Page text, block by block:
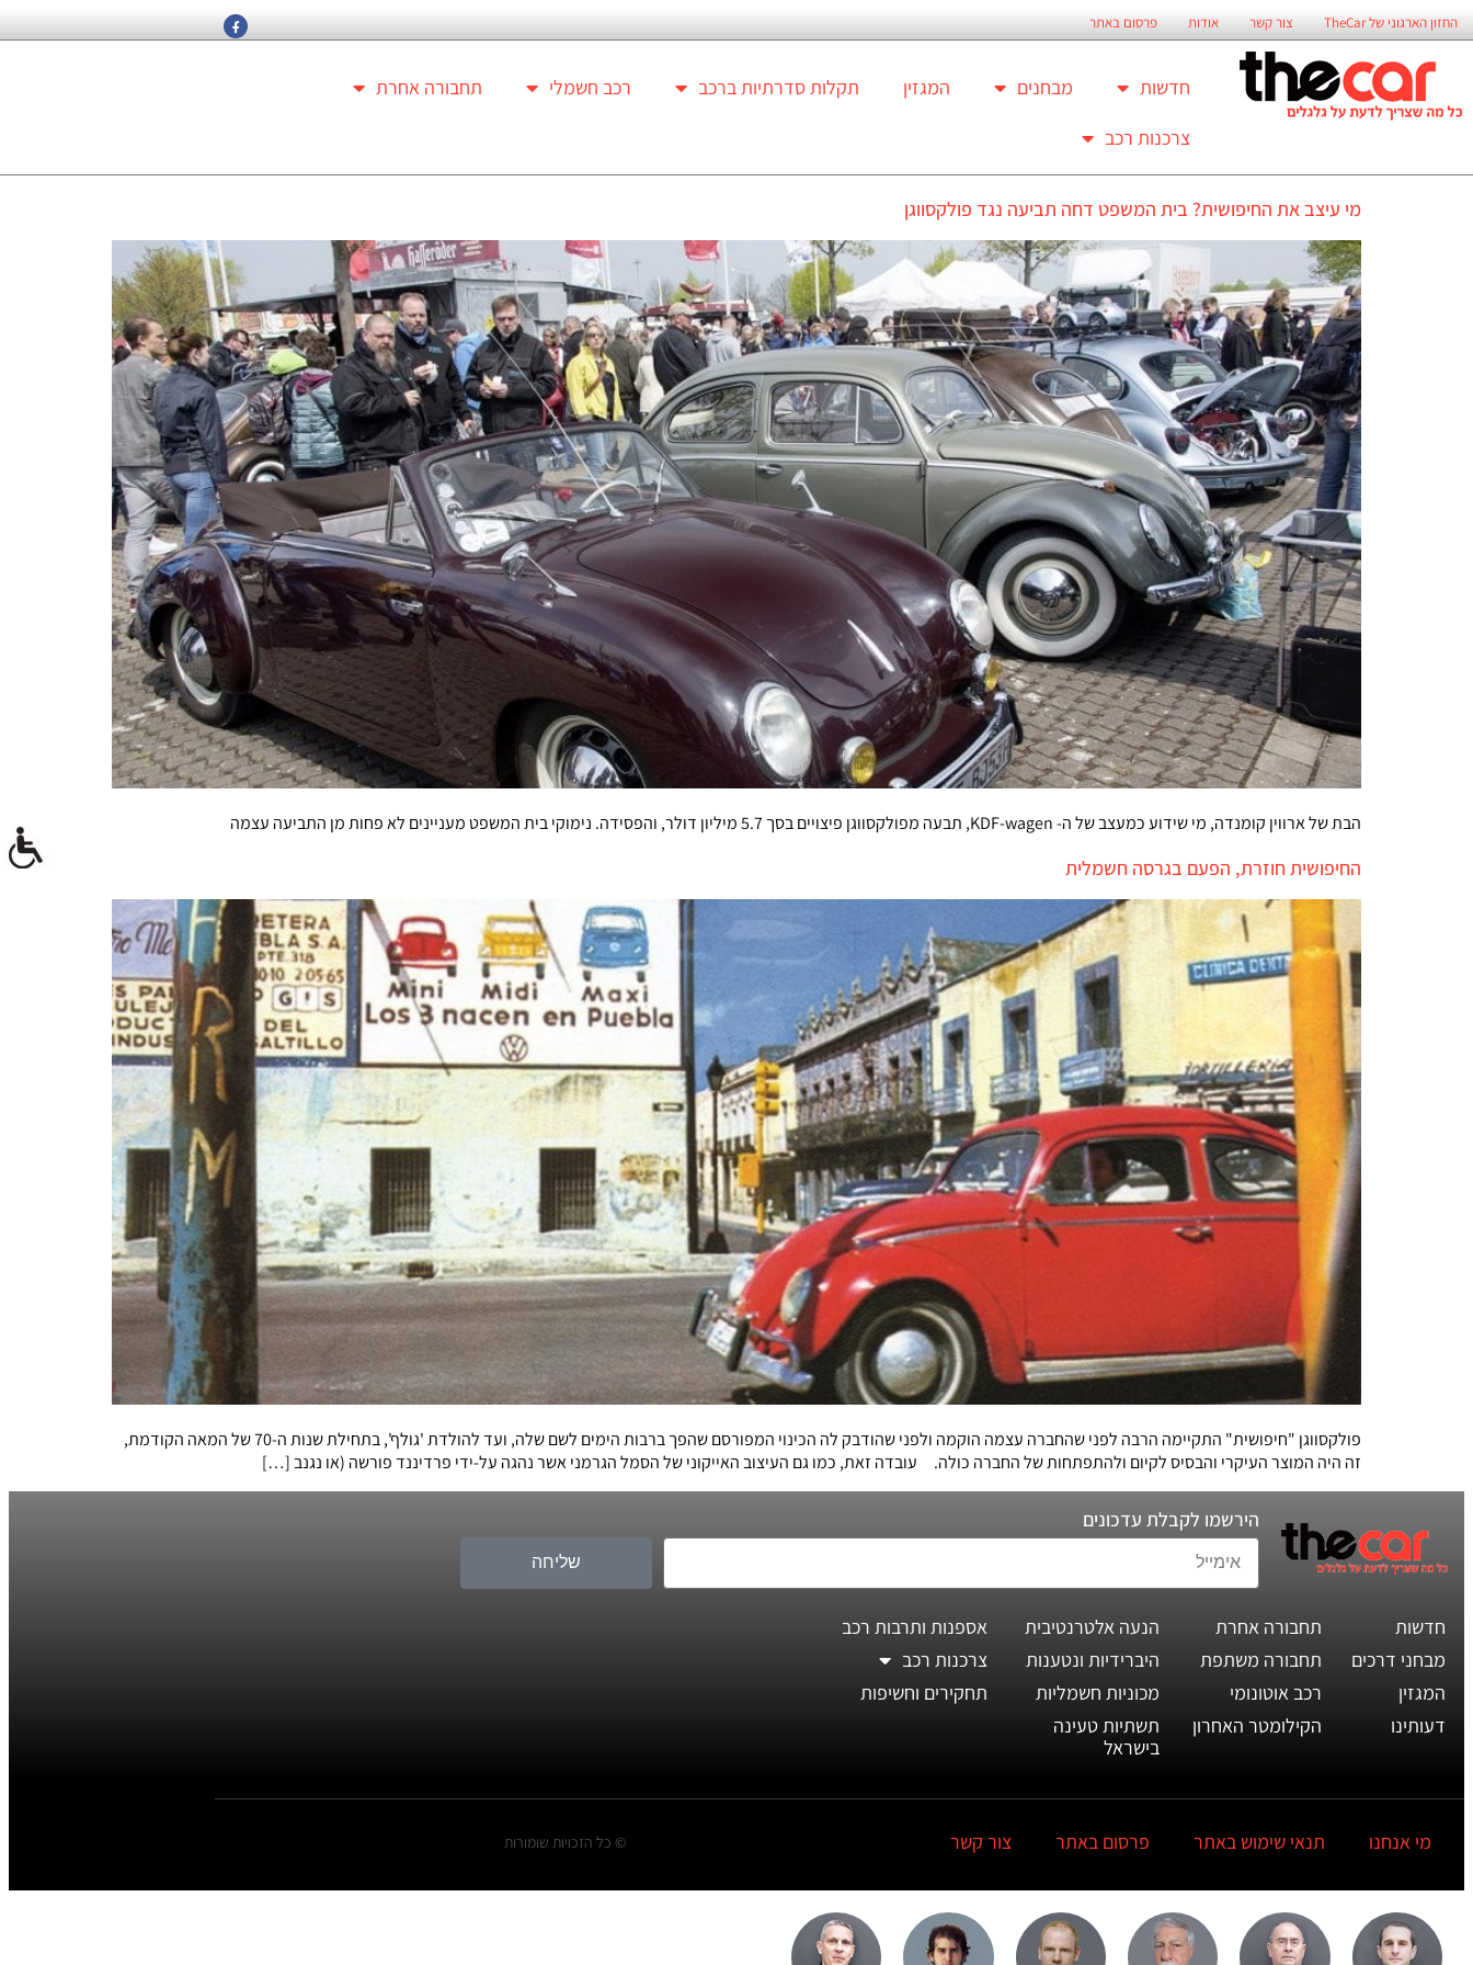
החזון הארגוני של TheCar צור קשר אודות פרסום באתר
חדשות מבחנים המגזין תקלות סדרתיות ברכב רכב חשמלי
תחבורה אחרת
צרכנות רכב
מי עיצב את החיפושית? בית המשפט דחה תביעה נגד פולקסווגן
הבת של ארווין קומנדה, מי שידוע כמעצב של ה- KDF-wagen, תבעה מפולקסווגן פיצויים בסך 5.7 מיליון דולר, והפסידה. נימוקי בית המשפט מעניינים לא פחות מן התביעה עצמה
החיפושית חוזרת, הפעם בגרסה חשמלית
פולקסווגן "חיפושית" התקיימה הרבה לפני שהחברה עצמה הוקמה ולפני שהודבק לה הכינוי המפורסם שהפך ברבות הימים לשם שלה, ועד להולדת 'גולף', בתחילת שנות ה-70 של המאה הקודמת,
זה היה המוצר העיקרי והבסיס לקיום ולהתפתחות של החברה כולה. עובדה זאת, כמו גם העיצוב האייקוני של הסמל הגרמני אשר נהגה על-ידי פרדיננד פורשה (או נגנב […]
הירשמו לקבלת עדכונים
שליחה
חדשות
מבחני דרכים
המגזין
דעותינו
תחבורה אחרת
תחבורה משתפת
רכב אוטונומי
הקילומטר האחרון
הנעה אלטרנטיבית
היברידיות ונטענות
מכוניות חשמליות
תשתיות טעינה
בישראל
אספנות ותרבות רכב
צרכנות רכב
תחקירים וחשיפות
מי אנחנו תנאי שימוש באתר פרסום באתר צור קשר © כל הזכויות שומורות